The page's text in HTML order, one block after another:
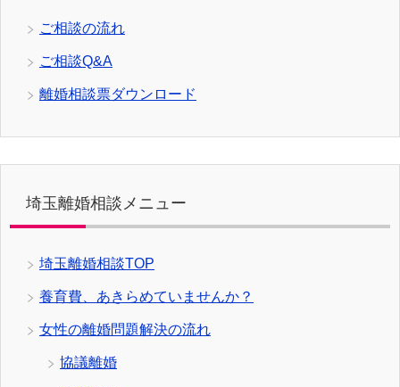
ご相談の流れ
ご相談Q&A
離婚相談票ダウンロード
埼玉離婚相談メニュー
埼玉離婚相談TOP
養育費、あきらめていませんか？
女性の離婚問題解決の流れ
協議離婚